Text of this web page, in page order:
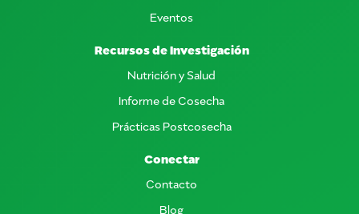
Eventos
Recursos de Investigación
Nutrición y Salud
Informe de Cosecha
Prácticas Postcosecha
Conectar
Contacto
Blog